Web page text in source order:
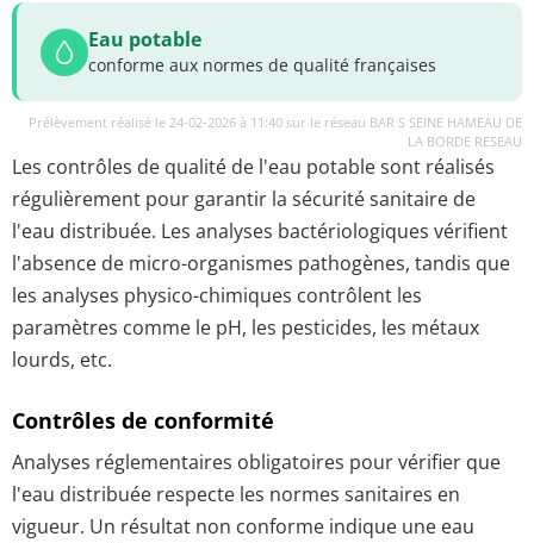
Eau potable
conforme aux normes de qualité françaises
Prélèvement réalisé le 24-02-2026 à 11:40 sur le réseau BAR S SEINE HAMEAU DE
LA BORDE RESEAU
Les contrôles de qualité de l'eau potable sont réalisés
régulièrement pour garantir la sécurité sanitaire de
l'eau distribuée. Les analyses bactériologiques vérifient
l'absence de micro-organismes pathogènes, tandis que
les analyses physico-chimiques contrôlent les
paramètres comme le pH, les pesticides, les métaux
lourds, etc.
Contrôles de conformité
Analyses réglementaires obligatoires pour vérifier que
l'eau distribuée respecte les normes sanitaires en
vigueur. Un résultat non conforme indique une eau